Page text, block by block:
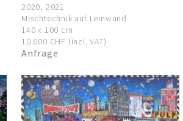
2020, 2021
Mischtechnik auf Leinwand
140 x 100 cm
10.600 CHF (incl. VAT)
Anfrage